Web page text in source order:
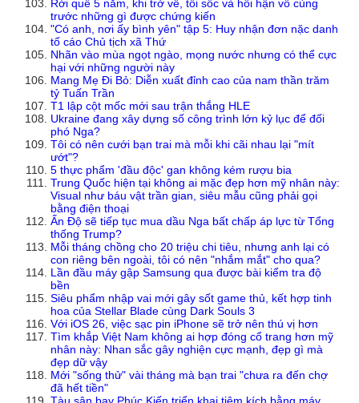
Rời quê 5 năm, khi trở về, tôi sốc và hối hận vô cùng
trước những gì được chứng kiến
"Có anh, nơi ấy bình yên" tập 5: Huy nhận đơn nặc danh
tố cáo Chủ tịch xã Thứ
Nhãn vào mùa ngọt ngào, mọng nước nhưng có thể cực
hại với những người này
Mang Mẹ Đi Bỏ: Diễn xuất đỉnh cao của nam thần trăm
tỷ Tuấn Trần
T1 lập cột mốc mới sau trận thắng HLE
Ukraine đang xây dựng số công trình lớn kỷ lục để đối
phó Nga?
Tôi có nên cưới bạn trai mà mỗi khi cãi nhau lại "mít
ướt"?
5 thực phẩm 'đầu độc' gan không kém rượu bia
Trung Quốc hiện tại không ai mặc đẹp hơn mỹ nhân này:
Visual như báu vật trần gian, siêu mẫu cũng phải gọi
bằng điện thoại
Ấn Độ sẽ tiếp tục mua dầu Nga bất chấp áp lực từ Tổng
thống Trump?
Mỗi tháng chồng cho 20 triệu chi tiêu, nhưng anh lại có
con riêng bên ngoài, tôi có nên "nhắm mắt" cho qua?
Lần đầu máy gập Samsung qua được bài kiểm tra độ
bền
Siêu phẩm nhập vai mới gây sốt game thủ, kết hợp tinh
hoa của Stellar Blade cùng Dark Souls 3
Với iOS 26, việc sạc pin iPhone sẽ trở nên thú vị hơn
Tìm khắp Việt Nam không ai hợp đóng cổ trang hơn mỹ
nhân này: Nhan sắc gây nghiện cực mạnh, đẹp gì mà
đẹp dữ vậy
Mới "sống thử" vài tháng mà bạn trai "chưa ra đến chợ
đã hết tiền"